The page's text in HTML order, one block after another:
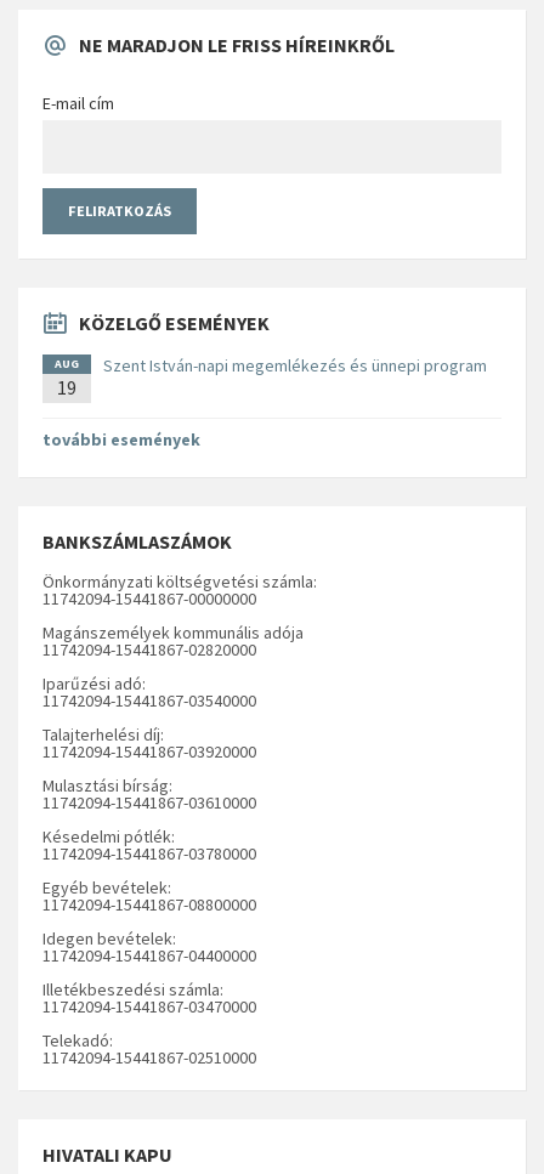
NE MARADJON LE FRISS HÍREINKRŐL
E-mail cím
KÖZELGŐ ESEMÉNYEK
AUG
19
Szent István-napi megemlékezés és ünnepi program
további események
BANKSZÁMLASZÁMOK
Önkormányzati költségvetési számla:
11742094-15441867-00000000
Magánszemélyek kommunális adója
11742094-15441867-02820000
Iparűzési adó:
11742094-15441867-03540000
Talajterhelési díj:
11742094-15441867-03920000
Mulasztási bírság:
11742094-15441867-03610000
Késedelmi pótlék:
11742094-15441867-03780000
Egyéb bevételek:
11742094-15441867-08800000
Idegen bevételek:
11742094-15441867-04400000
Illetékbeszedési számla:
11742094-15441867-03470000
Telekadó:
11742094-15441867-02510000
HIVATALI KAPU